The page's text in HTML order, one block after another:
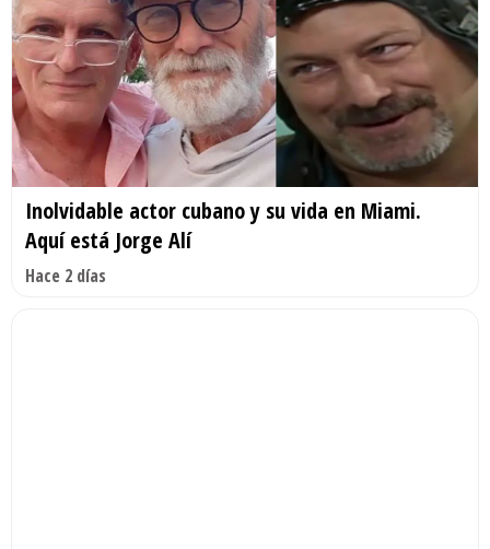
Inolvidable actor cubano y su vida en Miami.
Aquí está Jorge Alí
Hace 2 días